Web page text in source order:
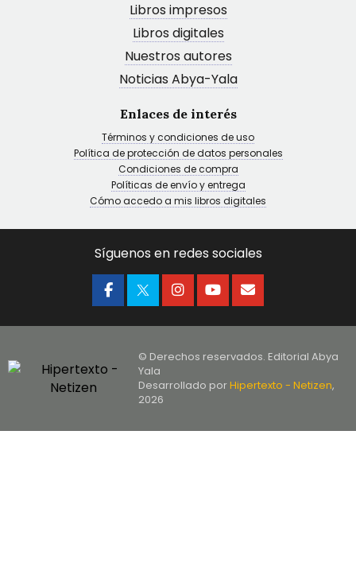
Libros impresos
Libros digitales
Nuestros autores
Noticias Abya-Yala
Enlaces de interés
Términos y condiciones de uso
Política de protección de datos personales
Condiciones de compra
Políticas de envío y entrega
Cómo accedo a mis libros digitales
Síguenos en redes sociales
© Derechos reservados. Editorial Abya
Yala
Desarrollado porHipertexto - Netizen,
2026